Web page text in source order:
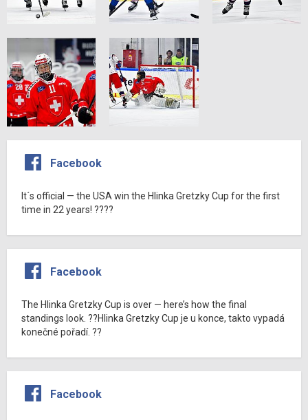
Facebook
It´s official — the USA win the Hlinka Gretzky Cup for the first
time in 22 years! ????
Facebook
The Hlinka Gretzky Cup is over — here’s how the final
standings look. ??Hlinka Gretzky Cup je u konce, takto vypadá
konečné pořadí. ??
Facebook